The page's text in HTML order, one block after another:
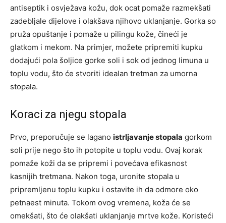
antiseptik i osvježava kožu, dok ocat pomaže razmekšati
zadebljale dijelove i olakšava njihovo uklanjanje. Gorka so
pruža opuštanje i pomaže u pilingu kože, čineći je
glatkom i mekom. Na primjer, možete pripremiti kupku
dodajući pola šoljice gorke soli i sok od jednog limuna u
toplu vodu, što će stvoriti idealan tretman za umorna
stopala.
Koraci za njegu stopala
Prvo, preporučuje se lagano istrljavanje stopala gorkom
soli prije nego što ih potopite u toplu vodu. Ovaj korak
pomaže koži da se pripremi i povećava efikasnost
kasnijih tretmana. Nakon toga, uronite stopala u
pripremljenu toplu kupku i ostavite ih da odmore oko
petnaest minuta. Tokom ovog vremena, koža će se
omekšati, što će olakšati uklanjanje mrtve kože. Koristeći